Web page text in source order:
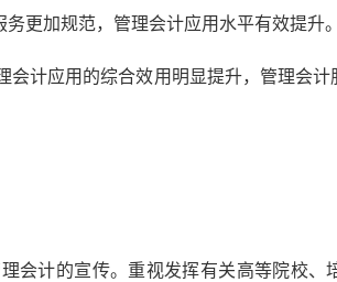
更加规范，管理会计应用水平有效提升。
计应用的综合效用明显提升，管理会
会计的宣传。重视发挥有关高等院校、